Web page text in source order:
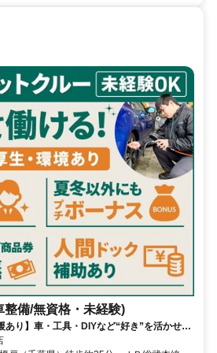
整備/無資格・未経験)
あり】車・工具・DIYなど“好き”を活かせ
代1分単位／月残業10h未満》